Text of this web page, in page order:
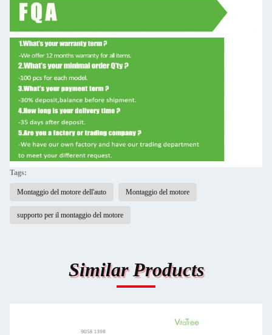
Tags:
Montaggio del motore dell'auto Montaggio del motore
supporto per il montaggio del motore
Similar Products